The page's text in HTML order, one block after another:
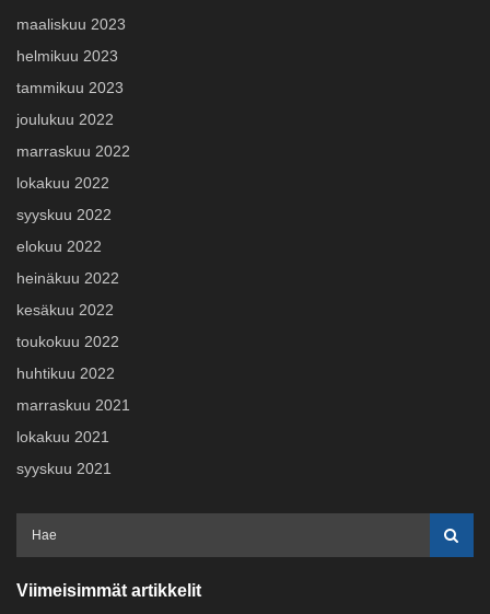
maaliskuu 2023
helmikuu 2023
tammikuu 2023
joulukuu 2022
marraskuu 2022
lokakuu 2022
syyskuu 2022
elokuu 2022
heinäkuu 2022
kesäkuu 2022
toukokuu 2022
huhtikuu 2022
marraskuu 2021
lokakuu 2021
syyskuu 2021
Viimeisimmät artikkelit